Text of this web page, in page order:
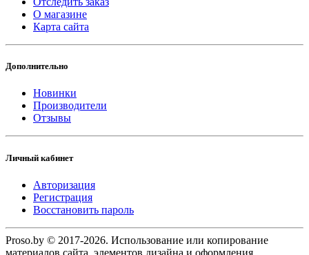
О магазине
Карта сайта
Дополнительно
Новинки
Производители
Отзывы
Личный кабинет
Авторизация
Регистрация
Восстановить пароль
Proso.by © 2017-2026. Использование или копирование
материалов сайта, элементов дизайна и оформления